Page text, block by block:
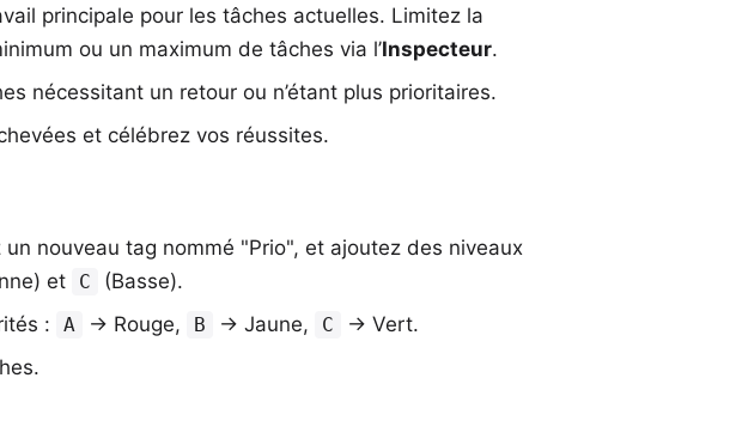
principale pour les tâches actuelles. Limitez la
ou un maximum de tâches via l’Inspecteur.
nécessitant un retour ou n’étant plus prioritaires.
et célébrez vos réussites.
un nouveau tag nommé "Prio", et ajoutez des niveaux
et C
(Basse).
:
A → Rouge, B → Jaune, C
→ Vert.